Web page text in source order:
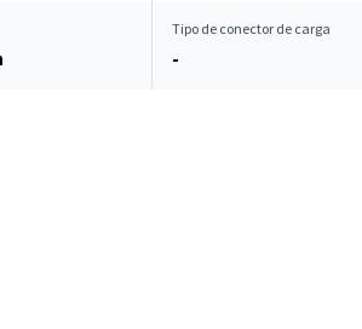
Tipo de conector de carga
-